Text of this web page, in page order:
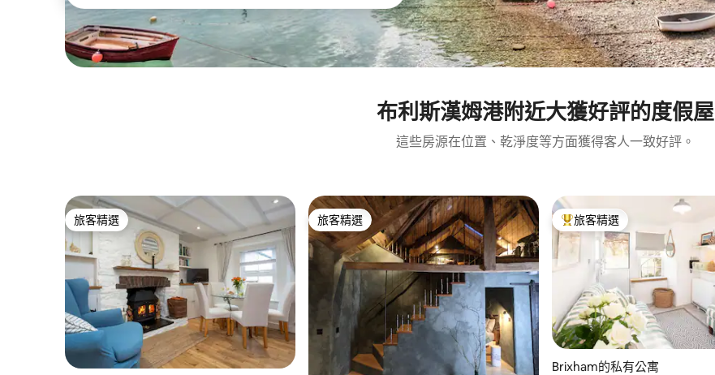
布利斯漢姆港附近大獲好評的度假屋
這些房源在位置、乾淨度等方面獲得客人一致好評。
旅客精選
旅客精選 旅客精選
旅客精選 旅客精選榜首
旅客精選
Brixham的私有公寓